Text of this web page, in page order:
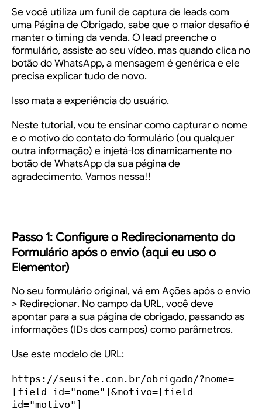
Se você utiliza um funil de captura de leads com
uma Página de Obrigado, sabe que o maior desafio é
manter o timing da venda. O lead preenche o
formulário, assiste ao seu vídeo, mas quando clica no
botão do WhatsApp, a mensagem é genérica e ele
precisa explicar tudo de novo.
Isso mata a experiência do usuário.
Neste tutorial, vou te ensinar como capturar o nome
e o motivo do contatodo formulário (ou qualquer
outra informação) e injetá-los dinamicamente no
botão de WhatsApp da sua página de
agradecimento. Vamos nessa!!
Passo 1: Configure o Redirecionamento do
Formulário após o envio (aqui eu uso o
Elementor)
No seu formulário original, vá em Ações após o envio
> Redirecionar. No campo da URL, você deve
apontar para a sua página de obrigado, passando as
informações (IDs dos campos) como parâmetros.
Use este modelo de URL:
https://seusite.com.br/obrigado/?nome=
[field id="nome"]&motivo=[field
id="motivo"]